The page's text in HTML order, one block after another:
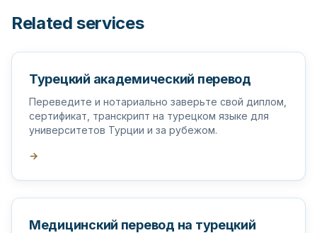
Related services
Турецкий академический перевод
Переведите и нотариально заверьте свой диплом,
сертификат, транскрипт на турецком языке для
университетов Турции и за рубежом.
→
Медицинский перевод на турецкий